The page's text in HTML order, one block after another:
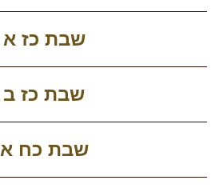
שבת כז א
שבת כז ב
שבת כח א